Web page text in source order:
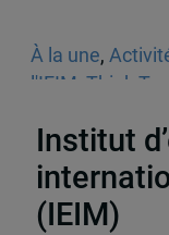
À la une,
l'IEIM Think
Institut
(IEIM)